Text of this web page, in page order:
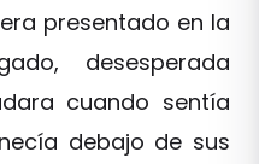
presentado en la
desesperada
cuando sentía
debajo de sus